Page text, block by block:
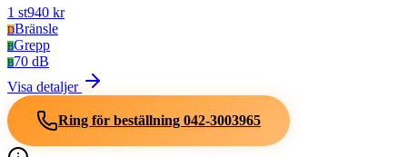
1 st940 kr
DBränsle
BGrepp
B70 dB
Visa detaljer
Ring för beställning 042-3003965